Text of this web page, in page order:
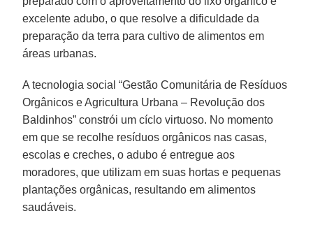
excelente adubo, o que resolve a dificuldade da
preparação da terra para cultivo de alimentos em
áreas urbanas.
A tecnologia social “Gestão Comunitária de Resíduos
Orgânicos e Agricultura Urbana – Revolução dos
Baldinhos” constrói um cíclo virtuoso. No momento
em que se recolhe resíduos orgânicos nas casas,
escolas e creches, o adubo é entregue aos
moradores, que utilizam em suas hortas e pequenas
plantações orgânicas, resultando em alimentos
saudáveis.